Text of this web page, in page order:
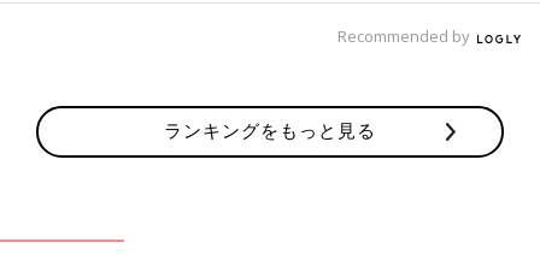
□おくるみ
□紙おむつ
□おしりふき
Recommended by
ランキングをもっと見る